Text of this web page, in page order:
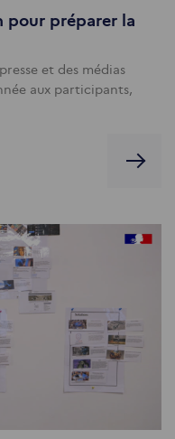
pour préparer la
et des médias
aux participants,